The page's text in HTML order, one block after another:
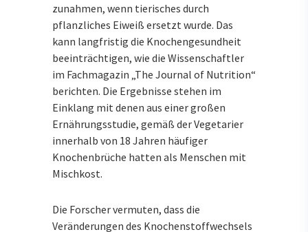
zunahmen, wenn tierisches durch
pflanzliches Eiweiß ersetzt wurde. Das
kann langfristig die Knochengesundheit
beeinträchtigen, wie die Wissenschaftler
im Fachmagazin „The Journal of Nutrition“
berichten. Die Ergebnisse stehen im
Einklang mit denen aus einer großen
Ernährungsstudie, gemäß der Vegetarier
innerhalb von 18 Jahren häufiger
Knochenbrüche hatten als Menschen mit
Mischkost.
Die Forscher vermuten, dass die
Veränderungen des Knochenstoffwechsels